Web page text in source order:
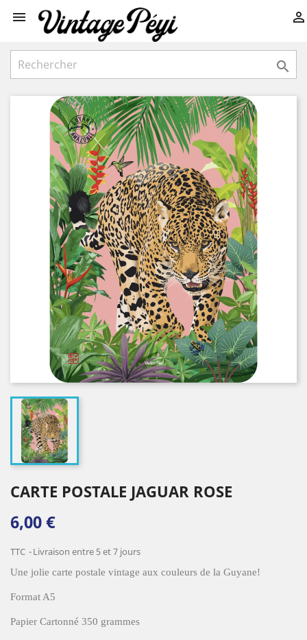
 

CARTE POSTALE JAGUAR ROSE
6,00 €
TTC Livraison entre 5 et 7 jours
Une jolie carte postale vintage aux couleurs de la Guyane!
Format A5
Papier Cartonné 350 grammes